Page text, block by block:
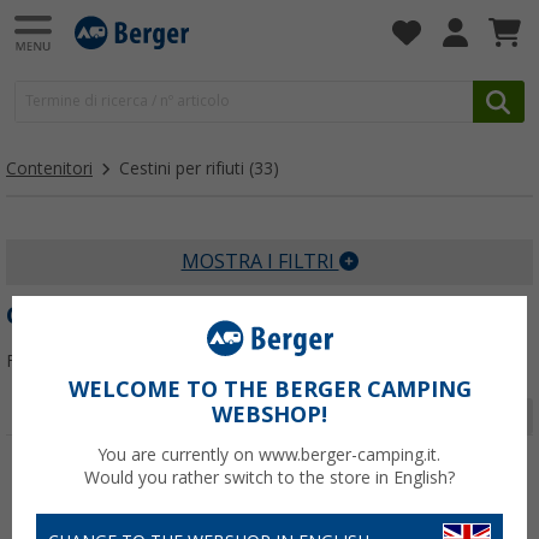
Contenitori Cestini per rifiuti (33)
MOSTRA I FILTRI
CESTINI PER RIFIUTI
Filtrare per:
-57%
WELCOME TO THE BERGER CAMPING
WEBSHOP!
You are currently on www.berger-camping.it.
Would you rather switch to the store in English?